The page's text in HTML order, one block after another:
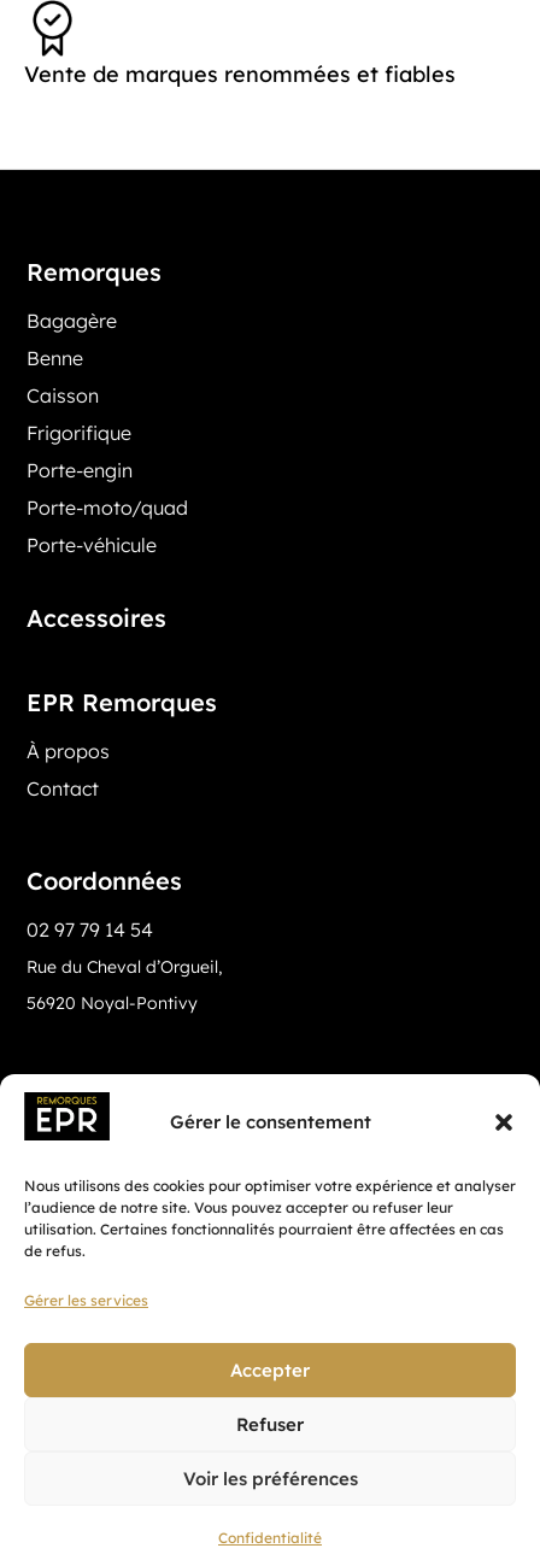
Gérer le consentement
Nous utilisons des cookies pour optimiser votre expérience et analyser
l’audience de notre site. Vous pouvez accepter ou refuser leur
utilisation. Certaines fonctionnalités pourraient être affectées en cas
de refus.
Gérer les services
Accepter
Refuser
Voir les préférences
Confidentialité
Vente de marques renommées et fiables
Remorques
Bagagère
Benne
Caisson
Frigorifique
Porte-engin
Porte-moto/quad
Porte-véhicule
Accessoires
EPR Remorques
À propos
Contact
Coordonnées
02 97 79 14 54
Rue du Cheval d’Orgueil,
56920 Noyal-Pontivy